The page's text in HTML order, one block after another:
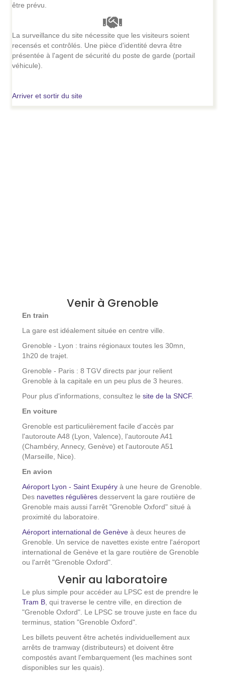
être prévu.
La surveillance du site nécessite que les visiteurs soient
recensés et contrôlés. Une pièce d'identité devra être
présentée à l'agent de sécurité du poste de garde (portail
véhicule).
Arriver et sortir du site
Venir à Grenoble
En train
La gare est idéalement située en centre ville.
Grenoble - Lyon : trains régionaux toutes les 30mn,
1h20 de trajet.
Grenoble - Paris : 8 TGV directs par jour relient
Grenoble à la capitale en un peu plus de 3 heures.
Pour plus d'informations, consultez le site de la SNCF.
En voiture
Grenoble est particulièrement facile d'accès par
l'autoroute A48 (Lyon, Valence), l'autoroute A41
(Chambéry, Annecy, Genève) et l'autoroute A51
(Marseille, Nice).
En avion
Aéroport Lyon - Saint Exupéry à une heure de Grenoble.
Des navettes régulières desservent la gare routière de
Grenoble mais aussi l'arrêt "Grenoble Oxford" situé à
proximité du laboratoire.
Aéroport international de Genève à deux heures de
Grenoble. Un service de navettes existe entre l'aéroport
international de Genève et la gare routière de Grenoble
ou l'arrêt "Grenoble Oxford".
Venir au laboratoire
Le plus simple pour accéder au LPSC est de prendre le
Tram B , qui traverse le centre ville, en direction de
"Grenoble Oxford". Le LPSC se trouve juste en face du
terminus, station "Grenoble Oxford".
Les billets peuvent être achetés individuellement aux
arrêts de tramway (distributeurs) et doivent être
compostés avant l'embarquement (les machines sont
disponibles sur les quais).